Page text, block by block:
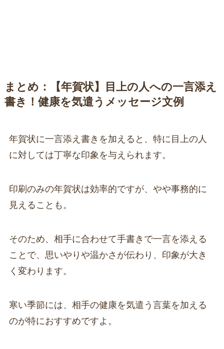
まとめ：【年賀状】目上の人への一言添え
書き！健康を気遣うメッセージ文例
年賀状に一言添え書きを加えると、特に目上の人
に対しては丁寧な印象を与えられます。
印刷のみの年賀状は効率的ですが、やや事務的に
見えることも。
そのため、相手に合わせて手書きで一言を添える
ことで、思いやりや温かさが伝わり、印象が大き
く変わります。
寒い季節には、相手の健康を気遣う言葉を加える
のが特におすすめですよ。